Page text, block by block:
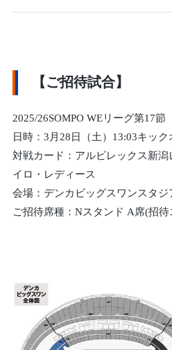
【ご招待試合】
2025/26SOMPO WEリーグ第17節
日時：3月28日（土）13:03キック
対戦カード：アルビレックス新
イロ・レディース
会場：デンカビッグスワンスタジ
ご招待席種：Nスタンド A席(招